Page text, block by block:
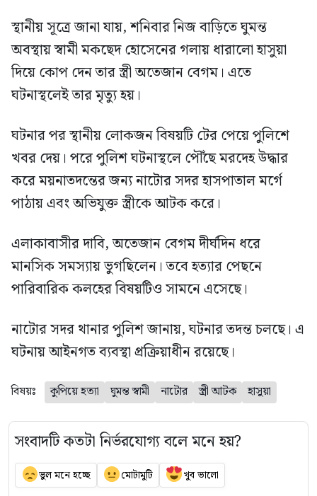
স্থানীয় সূত্রে জানা যায়, শনিবার নিজ বাড়িতে ঘুমন্ত
অবস্থায় স্বামী মকছেদ হোসেনের গলায় ধারালো হাসুয়া
দিয়ে কোপ দেন তার স্ত্রী অতেজান বেগম। এতে
ঘটনাস্থলেই তার মৃত্যু হয়।
ঘটনার পর স্থানীয় লোকজন বিষয়টি টের পেয়ে পুলিশে
খবর দেয়। পরে পুলিশ ঘটনাস্থলে পৌঁছে মরদেহ উদ্ধার
করে ময়নাতদন্তের জন্য নাটোর সদর হাসপাতাল মর্গে
পাঠায় এবং অভিযুক্ত স্ত্রীকে আটক করে।
এলাকাবাসীর দাবি, অতেজান বেগম দীর্ঘদিন ধরে
মানসিক সমস্যায় ভুগছিলেন। তবে হত্যার পেছনে
পারিবারিক কলহের বিষয়টিও সামনে এসেছে।
নাটোর সদর থানার পুলিশ জানায়, ঘটনার তদন্ত চলছে। এ
ঘটনায় আইনগত ব্যবস্থা প্রক্রিয়াধীন রয়েছে।
বিষয়ঃ কুপিয়ে হত্যা ঘুমন্ত স্বামী নাটোর স্ত্রী আটক হাসুয়া
সংবাদটি কতটা নির্ভরযোগ্য বলে মনে হয়?
ভুল মনে হচ্ছে মোটামুটি খুব ভালো